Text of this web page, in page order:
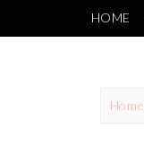
HOME
Home